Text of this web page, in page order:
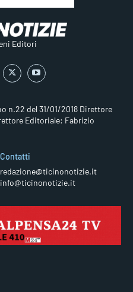
Editori
n.22 del 31/01/2018 Direttore
Editoriale: Fabrizio
Contatti
redazione@ticinonotizie.it
info@ticinonotizie.it